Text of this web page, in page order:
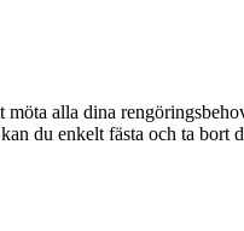
alla dina
du enkelt fästa och ta bort